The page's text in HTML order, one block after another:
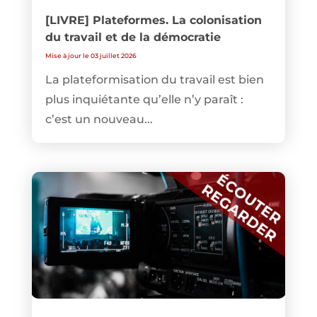
[LIVRE] Plateformes. La colonisation
du travail et de la démocratie
Mise à jour le 03 juillet 2026
La plateformisation du travail est bien
plus inquiétante qu’elle n’y paraît :
c’est un nouveau...